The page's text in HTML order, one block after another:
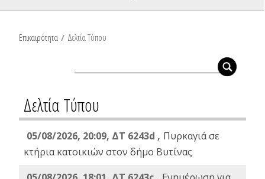
Επικαιρότητα / Δελτία Τύπου
Δελτία Τύπου
05/08/2026, 20:09, ΔΤ 6243d , Πυρκαγιά σε
κτήρια κατοικιών στον δήμο Βυτίνας